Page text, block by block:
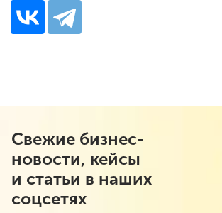
Свежие бизнес-
новости, кейсы
и статьи в наших
соцсетях